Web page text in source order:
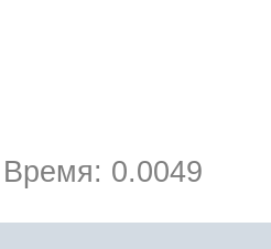
Время: 0.0049